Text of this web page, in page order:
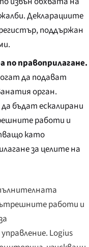
Декларациите
поддържан
по правоприлагане.
да подават
орган.
бъдат ескалирани
работи и
като
за целите на
работи и
Logius